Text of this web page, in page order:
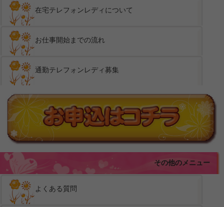
在宅テレフォンレディについて
お仕事開始までの流れ
通勤テレフォンレディ募集
その他のメニュー
よくある質問